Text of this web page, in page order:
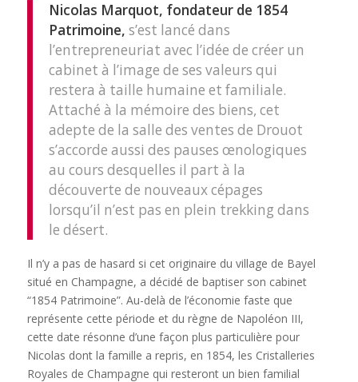
Nicolas Marquot, fondateur de 1854
Patrimoine, s’est lancé dans
l’entrepreneuriat avec l’idée de créer un
cabinet à l’image de ses valeurs qui
restera à taille humaine et familiale.
Attaché à la mémoire des biens, cet
adepte de la salle des ventes de Drouot
s’accorde aussi des pauses œnologiques
au cours desquelles il part à la
découverte de nouveaux cépages
lorsqu’il n’est pas en plein trekking dans
le désert.
Il n’y a pas de hasard si cet originaire du village de Bayel
situé en Champagne, a décidé de baptiser son cabinet
“1854 Patrimoine”. Au-delà de l’économie faste que
représente cette période et du règne de Napoléon III,
cette date résonne d’une façon plus particulière pour
Nicolas dont la famille a repris, en 1854, les Cristalleries
Royales de Champagne qui resteront un bien familial